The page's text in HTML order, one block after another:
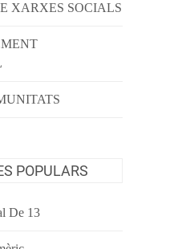
XARXES SOCIALS
POPULARS
De 13